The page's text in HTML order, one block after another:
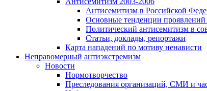
Антисемитизм в Российской
Основные тенденции проявлений
Политический антисемитизм в
Статьи, доклады, репортажи
Карта нападений по мотиву ненависти
Неправомерный антиэкстремизм
Новости
Нормотворчество
Преследования организаций, СМИ и